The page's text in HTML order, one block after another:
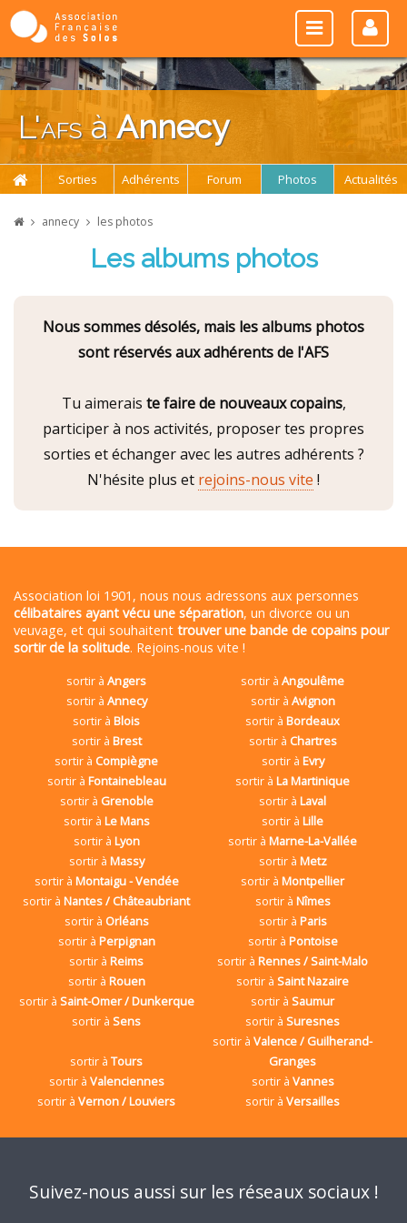
L'afsàAnnecy
Sorties Adhérents Forum Photos Actualités
annecy les photos
Les albums photos
Nous sommes désolés, mais les albums photos
sont réservés aux adhérents de l'AFS
Tu aimerais te faire de nouveaux copains,
participer à nos activités, proposer tes propres
sorties et échanger avec les autres adhérents ?
N'hésite plus et rejoins-nous vite !
Association loi 1901, nous nous adressons aux personnes
célibataires ayant vécu une séparation, un divorce ou un
veuvage, et qui souhaitent trouver une bande de copains pour
sortir de la solitude. Rejoins-nous vite !
sortir àAngers sortir àAngoulême
sortir à Annecy sortir à Avignon
sortir àBlois sortir àBordeaux
sortir à Brest sortir à Chartres
sortir à Compiègne sortir à Evry
sortir à Fontainebleau sortir àLa Martinique
sortir à Grenoble sortir àLaval
sortir à Le Mans sortir àLille
sortir à Lyon sortir àMarne-La-Vallée
sortir à Massy sortir à Metz
sortir à Montaigu - Vendée sortir àMontpellier
sortir àNantes / Châteaubriant sortir à Nîmes
sortir à Orléans sortir à Paris
sortir à Perpignan sortir à Pontoise
sortir àReims sortir àRennes / Saint-Malo
sortir à Rouen sortir àSaint Nazaire
sortir à Saint-Omer / Dunkerque sortir àSaumur
sortir àSens sortir àSuresnes
sortir àTours
sortir àValence / Guilherand-
Granges
sortir à Valenciennes sortir à Vannes
sortir àVernon / Louviers sortir àVersailles
Suivez-nous aussi sur les réseaux sociaux !